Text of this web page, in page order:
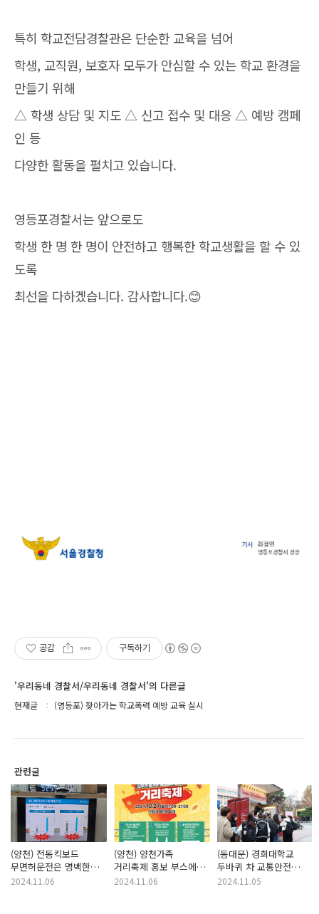
특히 학교전담경찰관은 단순한 교육을 넘어
학생, 교직원, 보호자 모두가 안심할 수 있는 학교 환경을
만들기 위해
△ 학생 상담 및 지도 △ 신고 접수 및 대응 △ 예방 캠페
인 등
다양한 활동을 펼치고 있습니다.
영등포경찰서는 앞으로도
학생 한 명 한 명이 안전하고 행복한 학교생활을 할 수 있
도록
최선을 다하겠습니다. 감사합니다.😊
공감 구독하기
'우리동네 경찰서/우리동네 경찰서'의 다른글
현재글 (영등포) 찾아가는 학교폭력 예방 교육 실시
관련글
(양천) 전동킥보드
무면허운전은 명백한
범죄입니다~!
2024.11.06
(양천) 양천가족
거리축제 홍보 부스에
참여하였습니다 !
2024.11.06
(동대문) 경희대학교
두바퀴 차 교통안전
캠페인 🚲🛴〰
2024.11.05